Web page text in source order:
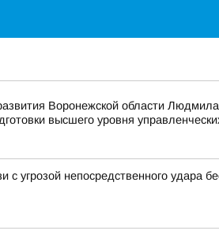
Воронежской области
высшего уровня
с угрозой непосредственного удара